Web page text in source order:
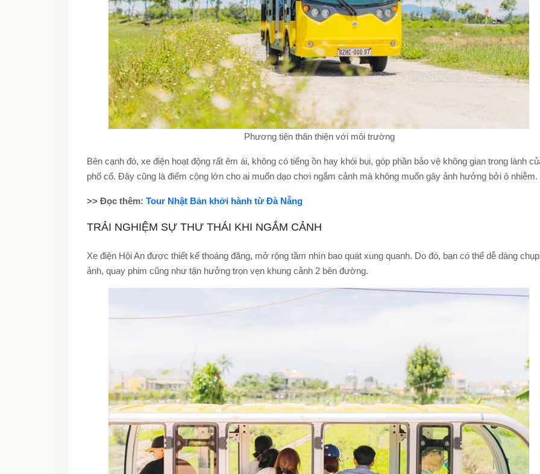
Phương tiện thân thiện với môi trường
Bên cạnh đó, xe điện hoạt động rất êm ái, không có tiếng ồn hay khói bụi, góp phần bảo vệ không gian trong lành
phố cổ. Đây cũng là điểm cộng lớn cho ai muốn dạo chơi ngắm cảnh mà không muốn gây ảnh hưởng bởi ô nhiễm.
>> Đọc thêm: Tour Nhật Bản khởi hành từ Đà Nẵng
TRẢI NGHIỆM SỰ THƯ THÁI KHI NGẮM CẢNH
Xe điện Hội An được thiết kế thoáng đãng, mở rộng tầm nhìn bao quát xung quanh. Do đó, bạn có thể dễ dàng chụp
ảnh, quay phim cũng như tận hưởng trọn vẹn khung cảnh 2 bên đường.